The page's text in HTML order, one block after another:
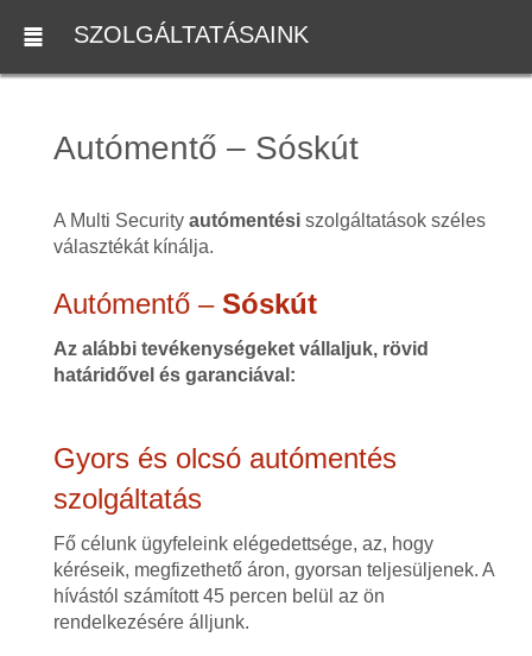
SZOLGÁLTATÁSAINK
Autómentő – Sóskút
A Multi Security autómentésiszolgáltatások széles
választékát kínálja.
Autómentő – Sóskút
Az alábbi tevékenységeket vállaljuk, rövid
határidővel és garanciával:
Gyors és olcsó autómentés
szolgáltatás
Fő célunk ügyfeleink elégedettsége, az, hogy
kéréseik, megfizethető áron, gyorsan teljesüljenek. A
hívástól számított 45 percen belül az ön
rendelkezésére álljunk.